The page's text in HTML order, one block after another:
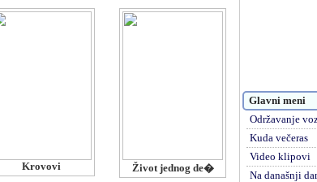
Krovovi Život jednog de�
Glavni meni
Održavanje
Kuda večeras
Video klipovi
Na današnji